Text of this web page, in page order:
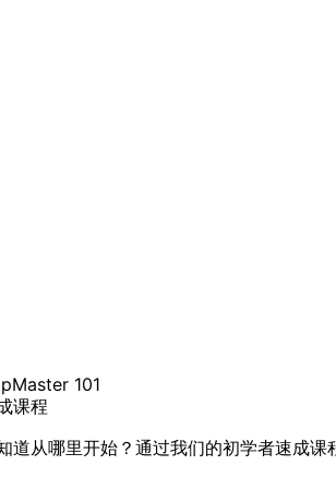
101
课程
道从哪里开始？通过我们的初学者速成课